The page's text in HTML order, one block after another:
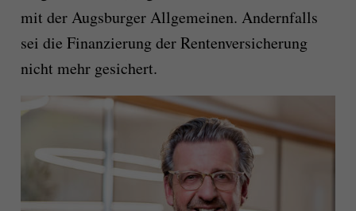
mit der Augsburger Allgemeinen. Andernfalls
sei die Finanzierung der Rentenversicherung
nicht mehr gesichert.